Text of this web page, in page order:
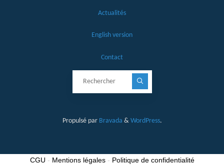
Actualités
English version
Contact
Propulsé parBravada & WordPress.
CGU - Mentions légales- Politique de confidentialité